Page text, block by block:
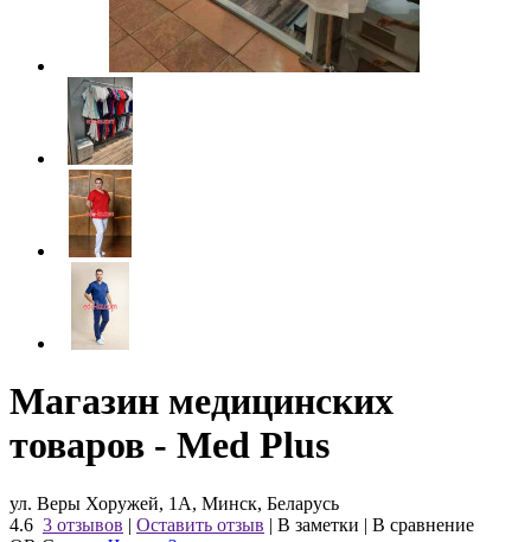
Магазин медицинских
товаров - Med Plus
ул. Веры Хоружей, 1А, Минск, Беларусь
4.6 3 отзывов | Оставить отзыв | В заметки | В сравнение